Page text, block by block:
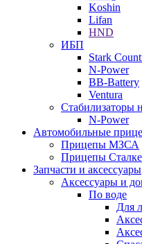
Koshin
Lifan
HND
ИБП
Stark
N-Power
BB-Battery
Ventura
Стабилизаторы
N-Power
Автомобильные
Прицепы МЗСА
Прицепы
Запчасти и аксессуары
Аксессуары и
По воде
Для